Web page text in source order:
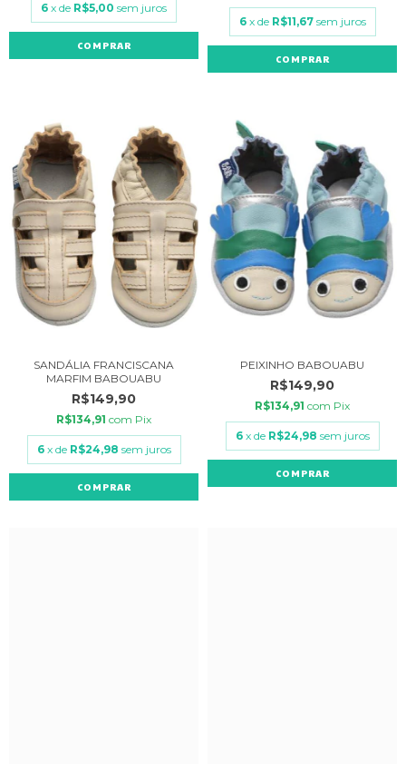
6 x de R$5,00 sem juros
COMPRAR
6 x de R$11,67 sem juros
SANDÁLIA FRANCISCANA
MARFIM BABOUABU
R$149,90
R$134,91 com Pix
6 x de R$24,98 sem juros
COMPRAR
PEIXINHO BABOUABU
R$149,90
R$134,91 com Pix
6 x de R$24,98 sem juros
COMPRAR